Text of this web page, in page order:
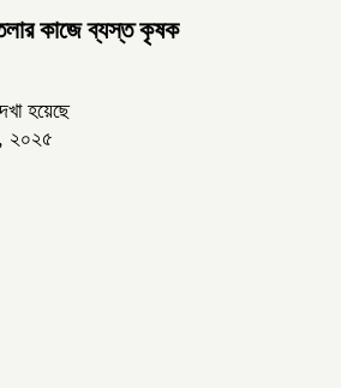
কাজে ব্যস্ত কৃষক
হয়েছে
২০২৫